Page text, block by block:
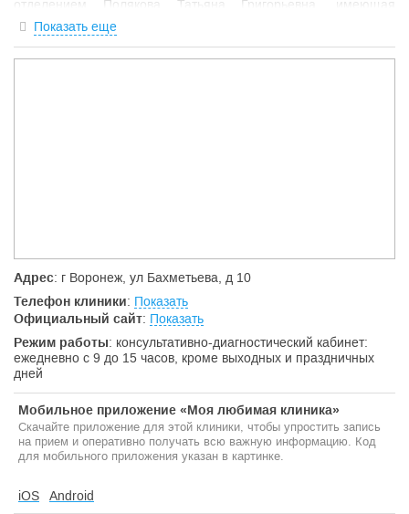
отделением Полякова Татьяна Григорьевна, имеющая
высшую квалификационную категорию.
-Приемное отделение, заведующая отделением Осинцева
Лариса васильевна, имеющая первую квалификационную
темпам прироста и масштабам распространения гепатиты В и
С значительно превосходят заболеваемость СПИДом и
туберкулезом.
Парентеральные гепатиты являются основной причиной
хронических гепатитов, циррозов печени вирусной этиологии,
рака печени.
Показать еще
Адрес: г Воронеж, ул Бахметьева, д 10
Телефон клиники: Показать
Официальный сайт: Показать
Режим работы: консультативно-диагностический кабинет:
ежедневно с 9 до 15 часов, кроме выходных и праздничных
дней
Мобильное приложение «Моя любимая клиника»
Скачайте приложение для этой клиники, чтобы упростить запись
на прием и оперативно получать всю важную информацию. Код
для мобильного приложения указан в картинке.
iOS Android